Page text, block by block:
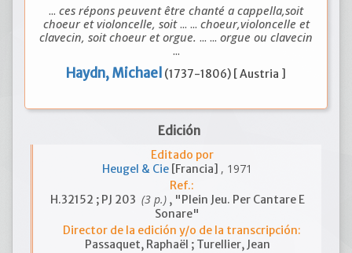
... ces répons peuvent être chanté a cappella,soit
choeur et violoncelle, soit... ... choeur,violoncelle et
clavecin, soit choeur et orgue. ... ... orgue ou clavecin
...
Haydn, Michael (1737-1806) [ Austria ]
Edición
Editado por
Heugel & Cie [Francia] , 1971
Ref.:
H.32152 ; PJ 203 (3 p.), "Plein Jeu. Per Cantare E
Sonare"
Director de la edición y/o de la transcripción:
Passaquet, Raphaël ; Turellier, Jean